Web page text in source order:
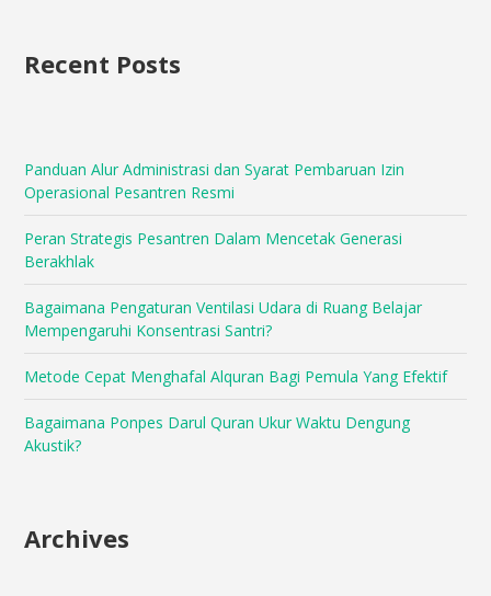
Recent Posts
Panduan Alur Administrasi dan Syarat Pembaruan Izin
Operasional Pesantren Resmi
Peran Strategis Pesantren Dalam Mencetak Generasi
Berakhlak
Bagaimana Pengaturan Ventilasi Udara di Ruang Belajar
Mempengaruhi Konsentrasi Santri?
Metode Cepat Menghafal Alquran Bagi Pemula Yang Efektif
Bagaimana Ponpes Darul Quran Ukur Waktu Dengung
Akustik?
Archives